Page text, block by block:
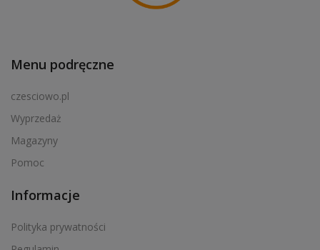
Menu podręczne
czesciowo.pl
Wyprzedaż
Magazyny
Pomoc
Informacje
Polityka prywatności